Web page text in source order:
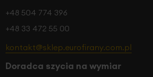
+48 504 774 396
+48 33 472 55 00
kontakt@sklep.eurofirany.com.pl
Doradca szycia na wymiar